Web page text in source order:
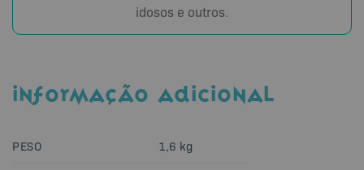
idosos e outros.
INFORMAÇÃO ADICIONAL
PESO 1,6 kg